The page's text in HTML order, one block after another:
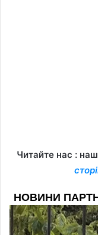
Читайте нас :